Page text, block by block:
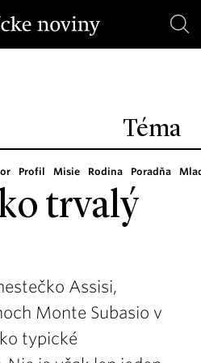
Téma
Profil Misie Rodina Poradňa
trvalý
Assisi,
Monte Subasio v
typické